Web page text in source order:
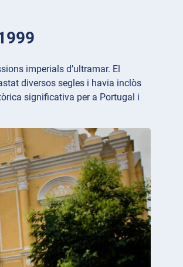
imperials d’ultramar. El
diversos segles i havia inclòs
significativa per a Portugal i